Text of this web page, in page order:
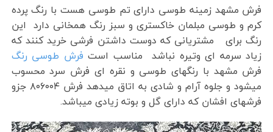
فرش مشهد زمینه طوسی دارای تم طوسی هست با رنگ پرده
کرم و طوسی مبلمان خاکستری و سبز رنگ همخانی دارد این
رنگ برای مشتریانی که دوست داشتن فرشی خرید کنند که
زیاد سرمه ای وتیره نباشد مناسب است فرش طوسی رنگ
فرش مشهد با رنگهای طوسی و نقره ای فرش سرد محسوب
میشود و جلوه آرام و شادی به اتاق میدهد فرش ۸۰۶۰۰۴ جزو
فرشهای افشان که دارای گل و بوته زیادی میباشد.